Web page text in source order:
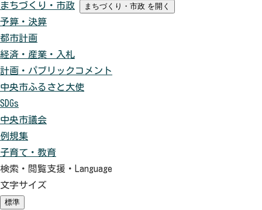
まちづくり・市政
まちづくり・市政 を開く
予算・決算
都市計画
経済・産業・入札
計画・パブリックコメント
中央市ふるさと大使
SDGs
中央市議会
例規集
子育て・教育
検索・閲覧支援・
Language
文字サイズ
標準